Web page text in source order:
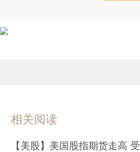
相关阅读
【美股】美国股指期货走高